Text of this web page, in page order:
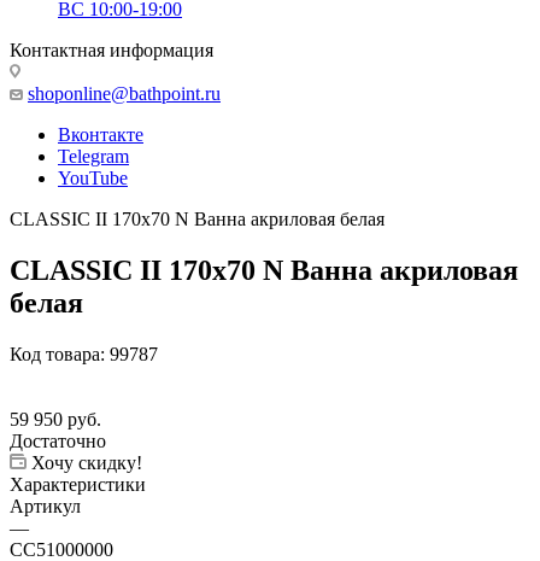
ВС 10:00-19:00
Контактная информация
shoponline@bathpoint.ru
Вконтакте
Telegram
YouTube
CLASSIC II 170x70 N Ванна акриловая белая
CLASSIC II 170x70 N Ванна акриловая
белая
Код товара: 99787
59 950 руб.
Достаточно
Хочу скидку!
Характеристики
Артикул
—
CC51000000